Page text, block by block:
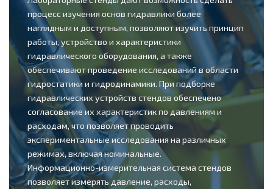
процесс изучения основ гидравлики более
наглядным и доступным, позволяют изучить принцип
работы, устройство и характеристики
гидравлического оборудования, а также
обеспечивают проведение исследований в области
гидростатики и гидродинамики. При подборке
гидравлических устройств стендов обеспечено
согласование их характеристик по давлениям и
расходам, что позволяет проводить
экспериментальные исследования на различных
режимах, включая номинальные.
Информационно-измерительная система стендов
позволяет измерять давление, расходы,